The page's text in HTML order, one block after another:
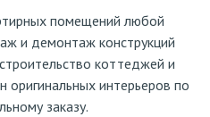
помещений любой
и демонтаж конструкций
коттеджей и
оригинальных интерьеров по
заказу.